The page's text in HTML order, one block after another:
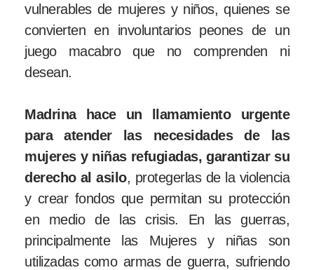
vulnerables de mujeres y niños, quienes se
convierten en involuntarios peones de un
juego macabro que no comprenden ni
desean.
Madrina hace un llamamiento urgente
para atender las necesidades de las
mujeres y niñas refugiadas, garantizar su
derecho al asilo, protegerlas de la violencia
y crear fondos que permitan su protección
en medio de las crisis. En las guerras,
principalmente las Mujeres y niñas son
utilizadas como armas de guerra, sufriendo